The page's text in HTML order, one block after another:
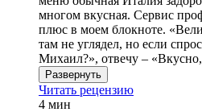
многом вкусная. Сервис
плюс в моем блокноте.
там не углядел, но если
Михаил?», отвечу – «Вкусно,
Развернуть
Читать рецензию
4 мин